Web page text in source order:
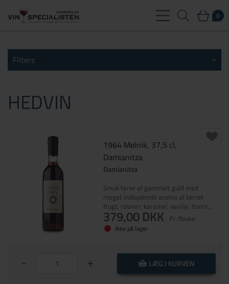
0
Filters
HEDVIN
1964 Melnik, 37,5 cl,
Damianitza
Damianitza
Smuk farve af gammelt guld med
meget indbydende aroma af tørret
frugt, rosiner, karamel, vanilje, honning
og eksotiske krydderier. Munden fyldes
med sødme i en meget blød
vinoplevelse, der stadig virker frisk og i
eftersmag runder af, domineret af
379,00 DKK Pr. flaske
Ikke på lager
- + LÆG I KURVEN